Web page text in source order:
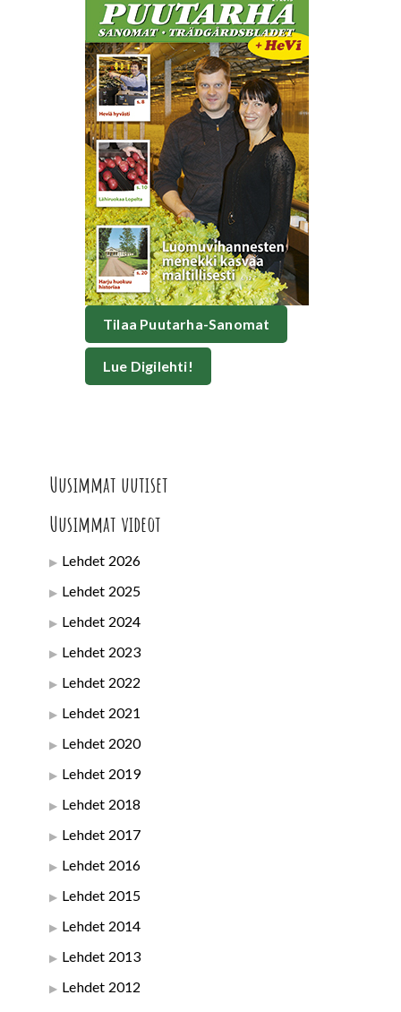
Tilaa Puutarha-Sanomat
Lue Digilehti!
Uusimmat uutiset
Uusimmat videot
Lehdet 2026
Lehdet 2025
Lehdet 2024
Lehdet 2023
Lehdet 2022
Lehdet 2021
Lehdet 2020
Lehdet 2019
Lehdet 2018
Lehdet 2017
Lehdet 2016
Lehdet 2015
Lehdet 2014
Lehdet 2013
Lehdet 2012